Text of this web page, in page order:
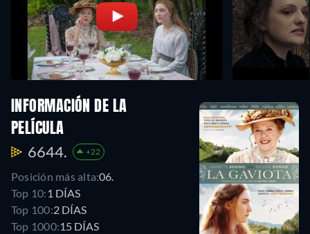
INFORMACIÓN DE LA
PELÍCULA
6644. +22
Posición más alta:06.
Top 10: 1 DÍAS
Top 100:2 DÍAS
Top 1000:15 DÍAS